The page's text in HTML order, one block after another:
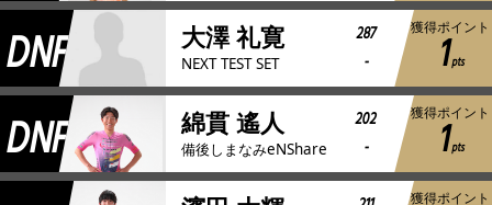
DNF 大澤 礼寛
NEXT TEST SET
287
-
獲得ポイント
1pts
DNF 綿貫 遙人
備後しまなみeNShare
202
-
獲得ポイント
1pts
獲得ポイント